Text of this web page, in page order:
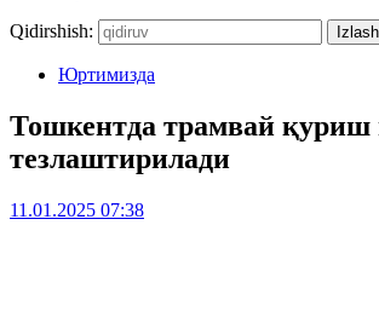
Qidirshish:
Юртимизда
Тошкентда трамвай
тезлаштирилади
11.01.2025 07:38